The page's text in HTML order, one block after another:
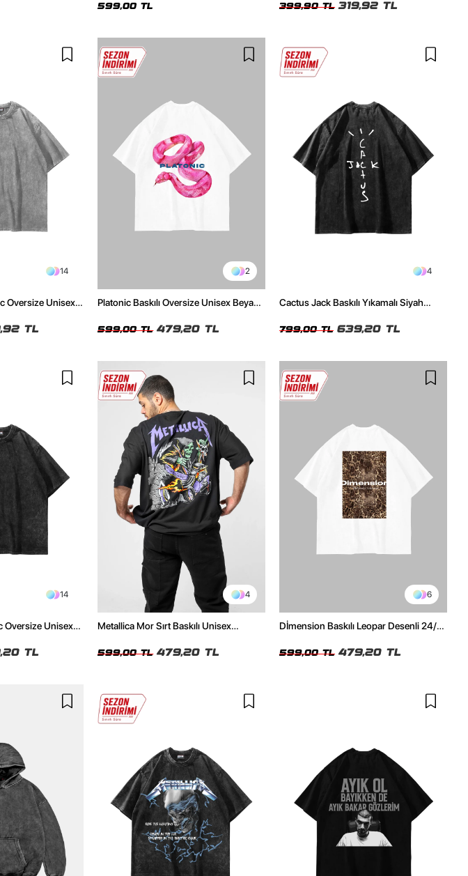
599,00 TL 399,90 TL 319,92 TL
14
Oversize Unisex
TL
2
Platonic Baskılı Oversize Unisex Beyaz
599,00 TL 479,20 TL
4
Cactus Jack Baskılı Yıkamalı Siyah
799,00 TL 639,20 TL
14
Oversize Unisex
TL
4
Metallica Mor Sırt Baskılı Unisex
599,00 TL 479,20 TL
6
Dİmension Baskılı Leopar Desenli 24/1
599,00 TL 479,20 TL